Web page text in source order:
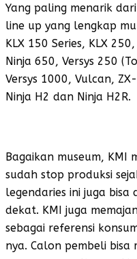
Yang paling menarik
line up yang lengkap
KLX 150 Series, KLX
Ninja 650, Versys 250
Versys 1000, Vulcan,
Ninja H2 dan Ninja H2R.
Bagaikan museum, KMI
sudah stop produksi
legendaries ini juga
dekat. KMI juga
sebagai referensi
nya. Calon pembeli